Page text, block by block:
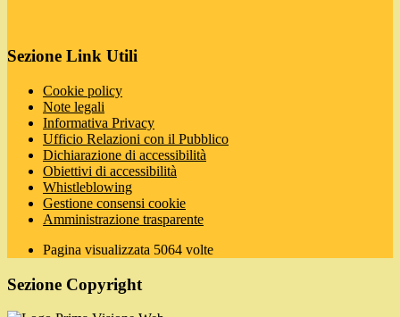
Sezione Link Utili
Cookie policy
Note legali
Informativa Privacy
Ufficio Relazioni con il Pubblico
Dichiarazione di accessibilità
Obiettivi di accessibilità
Whistleblowing
Gestione consensi cookie
Amministrazione trasparente
Pagina visualizzata 5064 volte
Sezione Copyright